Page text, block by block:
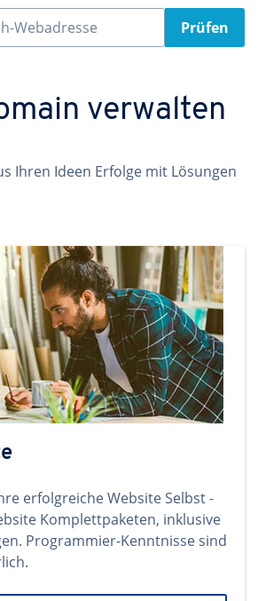
Webadresse Prüfen
verwalten
Ihren Ideen Erfolge mit Lösungen
erfolgreiche Website Selbst -
Komplettpaketen, inklusive
Programmier-Kenntnisse sind